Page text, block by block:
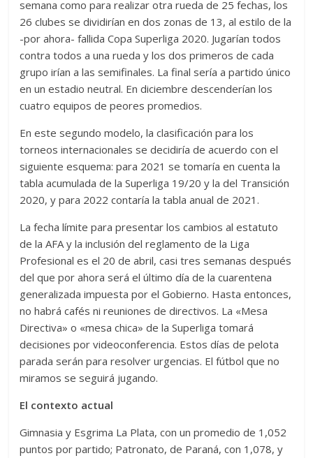
semana como para realizar otra rueda de 25 fechas, los
26 clubes se dividirían en dos zonas de 13, al estilo de la
-por ahora- fallida Copa Superliga 2020. Jugarían todos
contra todos a una rueda y los dos primeros de cada
grupo irían a las semifinales. La final sería a partido único
en un estadio neutral. En diciembre descenderían los
cuatro equipos de peores promedios.
En este segundo modelo, la clasificación para los
torneos internacionales se decidiría de acuerdo con el
siguiente esquema: para 2021 se tomaría en cuenta la
tabla acumulada de la Superliga 19/20 y la del Transición
2020, y para 2022 contaría la tabla anual de 2021.
La fecha límite para presentar los cambios al estatuto
de la AFA y la inclusión del reglamento de la Liga
Profesional es el 20 de abril, casi tres semanas después
del que por ahora será el último día de la cuarentena
generalizada impuesta por el Gobierno. Hasta entonces,
no habrá cafés ni reuniones de directivos. La «Mesa
Directiva» o «mesa chica» de la Superliga tomará
decisiones por videoconferencia. Estos días de pelota
parada serán para resolver urgencias. El fútbol que no
miramos se seguirá jugando.
El contexto actual
Gimnasia y Esgrima La Plata, con un promedio de 1,052
puntos por partido; Patronato, de Paraná, con 1,078, y